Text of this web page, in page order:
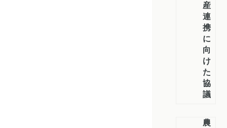
産
連
携
に
向
け
た
協
議
農